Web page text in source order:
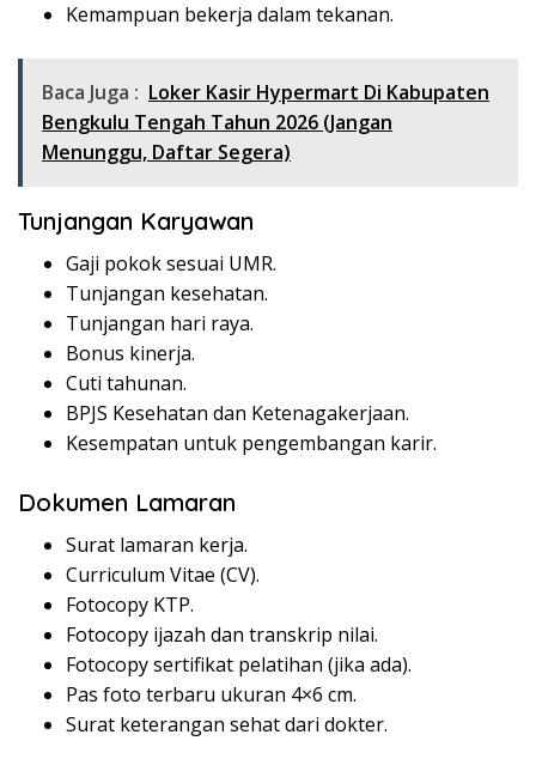
Kemampuan bekerja dalam tekanan.
Baca Juga : Loker Kasir Hypermart Di Kabupaten
Bengkulu Tengah Tahun 2026 (Jangan
Menunggu, Daftar Segera)
Tunjangan Karyawan
Gaji pokok sesuai UMR.
Tunjangan kesehatan.
Tunjangan hari raya.
Bonus kinerja.
Cuti tahunan.
BPJS Kesehatan dan Ketenagakerjaan.
Kesempatan untuk pengembangan karir.
Dokumen Lamaran
Surat lamaran kerja.
Curriculum Vitae (CV).
Fotocopy KTP.
Fotocopy ijazah dan transkrip nilai.
Fotocopy sertifikat pelatihan (jika ada).
Pas foto terbaru ukuran 4×6 cm.
Surat keterangan sehat dari dokter.